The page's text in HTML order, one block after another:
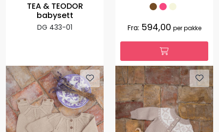
TEA & TEODOR
babysett
DG 433-01 Fra: 594,00 per pakke